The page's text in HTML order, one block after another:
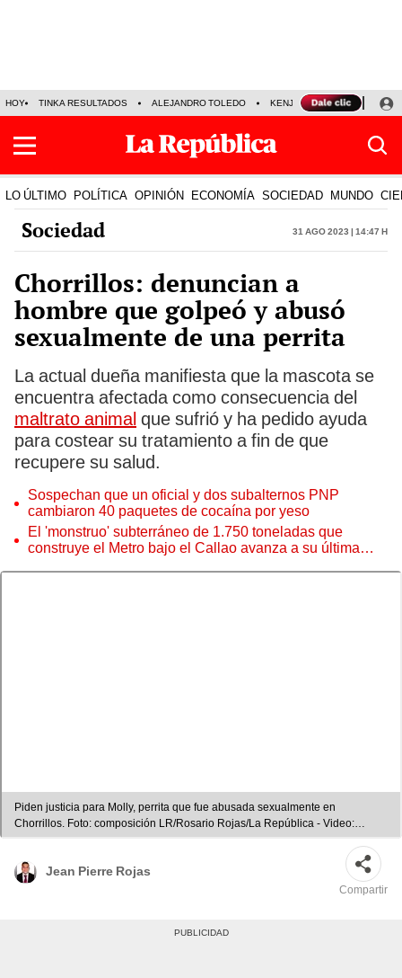
HOY TINKA RESULTADOS ALEJANDRO TOLEDO KENJI FUJIMORI
LO ÚLTIMO POLÍTICA OPINIÓN ECONOMÍA SOCIEDAD MUNDO
Sociedad 31 Ago 2023 | 14:47 h
Chorrillos: denuncian a
hombre que golpeó y abusó
sexualmente de una perrita
La actual dueña manifiesta que la mascota se
encuentra afectada como consecuencia del
maltrato animal que sufrió y ha pedido ayuda
para costear su tratamiento a fin de que
recupere su salud.
Sospechan que un oficial y dos subalternos PNP
cambiaron 40 paquetes de cocaína por yeso
El 'monstruo' subterráneo de 1.750 toneladas que
construye el Metro bajo el Callao avanza a su última
Piden justicia para Molly, perrita que fue abusada sexualmente en
Chorrillos. Foto: composición LR/Rosario Rojas/La República - Video:
Rosario Rojas/La República
Jean Pierre Rojas
Compartir